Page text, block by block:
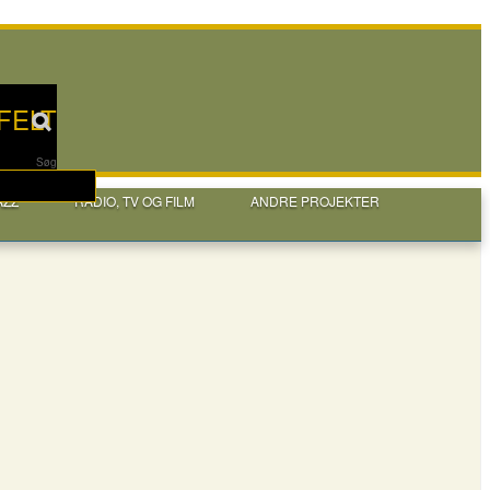
Søg
RADIO, TV OG FILM
ANDRE PROJEKTER